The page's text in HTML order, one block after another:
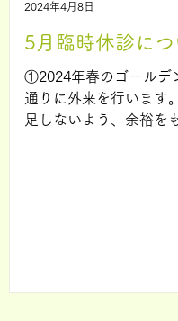
5月臨時休診につ
①2024年春のゴールデ
通りに外来を行います
足しないよう、余裕を
2024年4月8日